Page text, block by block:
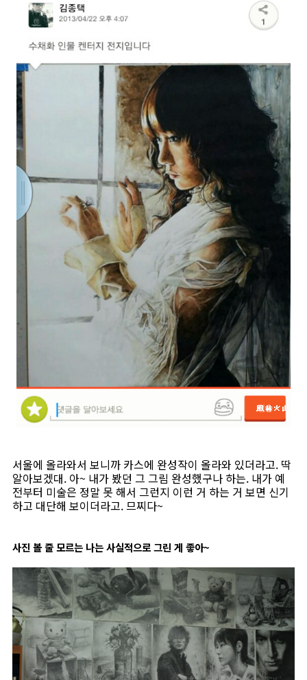
서울에 올라와서 보니까 카스에 완성작이 올라와 있더라고. 딱
알아보겠대. 아~ 내가 봤던 그 그림 완성했구나 하는. 내가 예
전부터 미술은 정말 못 해서 그런지 이런 거 하는 거 보면 신기
하고 대단해 보이더라고. 므찌다~
사진 볼 줄 모르는 나는 사실적으로 그린 게 좋아~